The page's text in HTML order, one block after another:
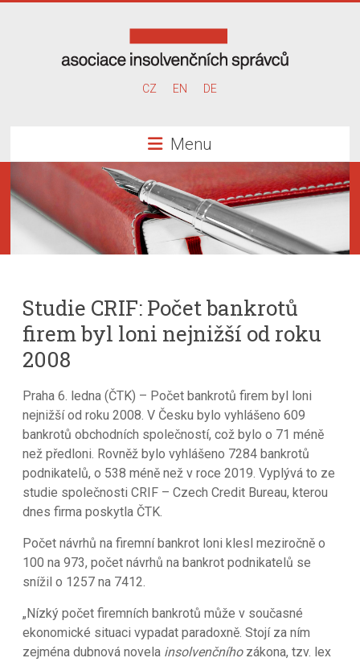
správců
CZ EN DE
Menu
Studie CRIF: Počet bankrotů
firem byl loni nejnižší od roku
2008
Praha 6. ledna (ČTK) – Počet bankrotů firem byl loni
nejnižší od roku 2008. V Česku bylo vyhlášeno 609
bankrotů obchodních společností, což bylo o 71 méně
než předloni. Rovněž bylo vyhlášeno 7284 bankrotů
podnikatelů, o 538 méně než v roce 2019. Vyplývá to ze
studie společnosti CRIF – Czech Credit Bureau, kterou
dnes firma poskytla ČTK.
Počet návrhů na firemní bankrot loni klesl meziročně o
100 na 973, počet návrhů na bankrot podnikatelů se
snížil o 1257 na 7412.
„Nízký počet firemních bankrotů může v současné
ekonomické situaci vypadat paradoxně. Stojí za ním
zejména dubnová novela insolvenčníhozákona, tzv. lex